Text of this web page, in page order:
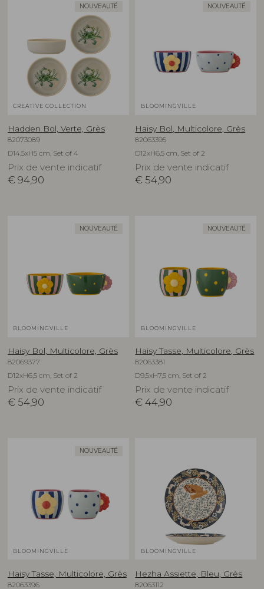
NOUVEAUTÉ
CREATIVE COLLECTION
Hadden Bol, Verte, Grès
82073089
D14,5xH5 cm, Set of 4
Prix de vente indicatif
€ 94,90
NOUVEAUTÉ
BLOOMINGVILLE
Haisy Bol, Multicolore, Grès
82063395
D12xH6,5 cm, Set of 2
Prix de vente indicatif
€ 54,90
NOUVEAUTÉ
BLOOMINGVILLE
Haisy Bol, Multicolore, Grès
82069377
D12xH6,5 cm, Set of 2
Prix de vente indicatif
€ 54,90
NOUVEAUTÉ
BLOOMINGVILLE
Haisy Tasse, Multicolore, Grès
82063381
D9,5xH7,5 cm, Set of 2
Prix de vente indicatif
€ 44,90
NOUVEAUTÉ
BLOOMINGVILLE
Haisy Tasse, Multicolore, Grès
82063396
BLOOMINGVILLE
Hezha Assiette, Bleu, Grès
82063112